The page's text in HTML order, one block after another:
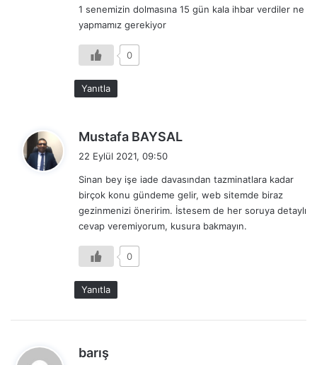
1 senemizin dolmasına 15 gün kala ihbar verdiler ne
yapmamız gerekiyor
0
Yanıtla
Mustafa BAYSAL
i
k
i
:
22 Eylül 2021, 09:50
Sinan bey işe iade davasından tazminatlara kadar
birçok konu gündeme gelir, web sitemde biraz
gezinmenizi öneririm. İstesem de her soruya detaylı
cevap veremiyorum, kusura bakmayın.
0
Yanıtla
barış